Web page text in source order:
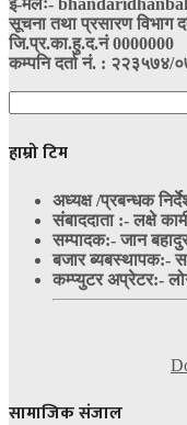
इ-मेलः-
सूचना तथा प्रसारण विभाग
जि.प्र.का.हु.द.नं 0000000
कम्पनि दर्ता नं. : २२३५७४/
हाम्रो टिम
अध्यक्ष /प्रबन्धक
संबाददाता :- लक्षे
सम्पादक:- जान
बजार ब्यबस्थापक:-
कम्प्युटर अप्रेटर:-
सामाजिक संजाल